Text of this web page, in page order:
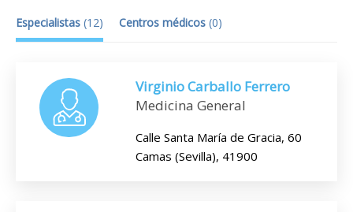
Especialistas (12) Centros médicos (0)
Virginio Carballo Ferrero
Medicina General
Calle Santa María de Gracia, 60
Camas (Sevilla), 41900